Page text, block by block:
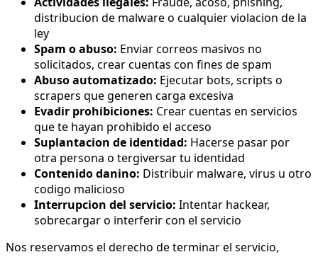
distribucion de malware o cualquier violacion de la
ley
Spam o abuso: Enviar correos masivos no
solicitados, crear cuentas con fines de spam
Abuso automatizado: Ejecutar bots, scripts o
scrapers que generen carga excesiva
Evadir prohibiciones: Crear cuentas en servicios
que te hayan prohibido el acceso
Suplantacion de identidad: Hacerse pasar por
otra persona o tergiversar tu identidad
Contenido danino: Distribuir malware, virus u otro
codigo malicioso
Interrupcion del servicio: Intentar hackear,
sobrecargar o interferir con el servicio
Nos reservamos el derecho de terminar el servicio,